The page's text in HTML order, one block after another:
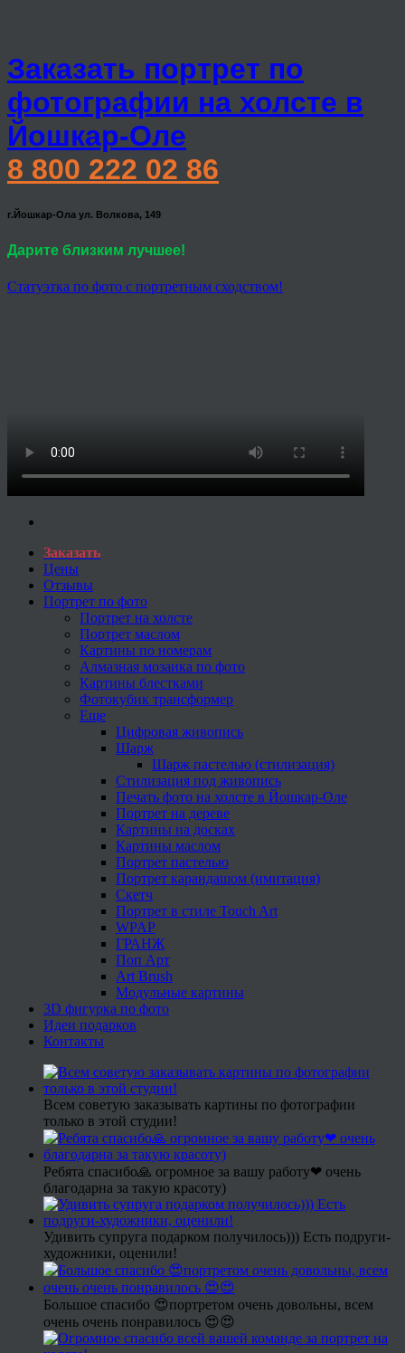
Заказать портрет по
фотографии на холсте в
Йошкар-Оле
8 800 222 02 86
г.Йошкар-Ола ул. Волкова, 149
Дарите близким лучшее!
Статуэтка по фото с портретным сходством!
Заказать
Цены
Отзывы
Портрет по фото
Портрет на холсте
Портрет маслом
Картины по номерам
Алмазная мозаика по фото
Картины блестками
Фотокубик трансформер
Еще
Цифровая живопись
Шарж
Шарж пастелью (стилизация)
Стилизация под живопись
Печать фото на холсте в Йошкар-Оле
Портрет на дереве
Картины на досках
Картины маслом
Портрет пастелью
Портрет карандашом (имитация)
Скетч
Портрет в стиле Touch Art
WPAP
ГРАНЖ
Поп Арт
Art Brush
Модульные картины
3D фигурка по фото
Идеи подарков
Контакты
Всем советую заказывать картины по фотографии
только в этой студии!
Ребята спасибо🙏 огромное за вашу работу❤ очень
благодарна за такую красоту)
Удивить супруга подарком получилось))) Есть подруги-
художники, оценили!
Большое спасибо 😍портретом очень довольны, всем
очень очень понравилось 😍😍